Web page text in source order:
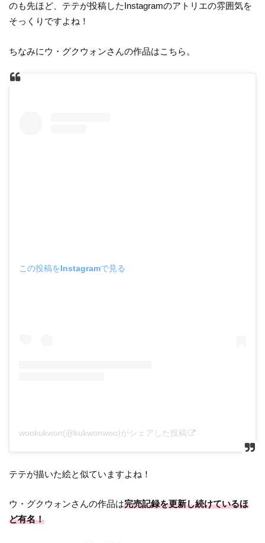
のも先ほど、テテが投稿したInstagramのアトリエの雰囲気を
そっくりですよね！
ちなみにウ・グクウォンさんの作品はこちら。
この投稿をInstagramで見る
wookukwon(@kukwonwoo)がシェアした投稿
テテが描いた絵と似ていますよね！
ウ・グクウォンさんの作品は完売記録を更新し続けているほ
ど有名！